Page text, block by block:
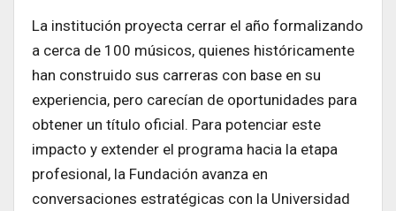
La institución proyecta cerrar el año formalizando
a cerca de 100 músicos, quienes históricamente
han construido sus carreras con base en su
experiencia, pero carecían de oportunidades para
obtener un título oficial. Para potenciar este
impacto y extender el programa hacia la etapa
profesional, la Fundación avanza en
conversaciones estratégicas con la Universidad